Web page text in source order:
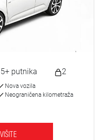
putnika 2
Nova vozila
Neograničena kilometraža